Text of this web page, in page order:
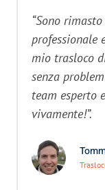
“Sono
professionale
mio trasloco
senza
team esperto
vivamente!”.